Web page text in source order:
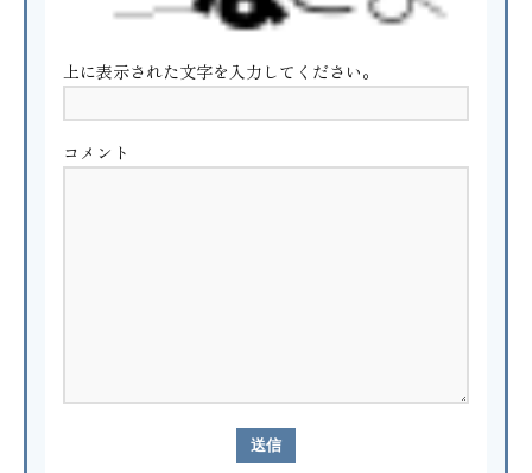
上に表示された文字を入力してください。
コメント